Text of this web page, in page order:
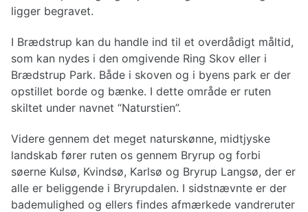
ligger begravet.
I Brædstrup kan du handle ind til et overdådigt måltid,
som kan nydes i den omgivende Ring Skov eller i
Brædstrup Park. Både i skoven og i byens park er der
opstillet borde og bænke. I dette område er ruten
skiltet under navnet “Naturstien”.
Videre gennem det meget naturskønne, midtjyske
landskab fører ruten os gennem Bryrup og forbi
søerne Kulsø, Kvindsø, Karlsø og Bryrup Langsø, der er
alle er beliggende i Bryrupdalen. I sidstnævnte er der
bademulighed og ellers findes afmærkede vandreruter